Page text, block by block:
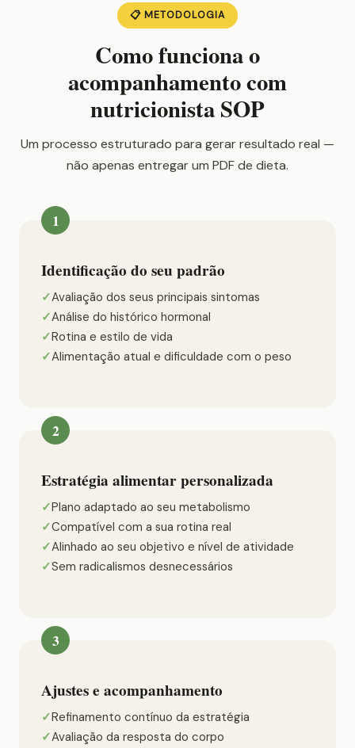
📋 METODOLOGIA
Como funciona o
acompanhamento com
nutricionista SOP
Um processo estruturado para gerar resultado real —
não apenas entregar um PDF de dieta.
1
Identificação do seu padrão
Avaliação dos seus principais sintomas
Análise do histórico hormonal
Rotina e estilo de vida
Alimentação atual e dificuldade com o peso
2
Estratégia alimentar personalizada
Plano adaptado ao seu metabolismo
Compatível com a sua rotina real
Alinhado ao seu objetivo e nível de atividade
Sem radicalismos desnecessários
3
Ajustes e acompanhamento
Refinamento contínuo da estratégia
Avaliação da resposta do corpo